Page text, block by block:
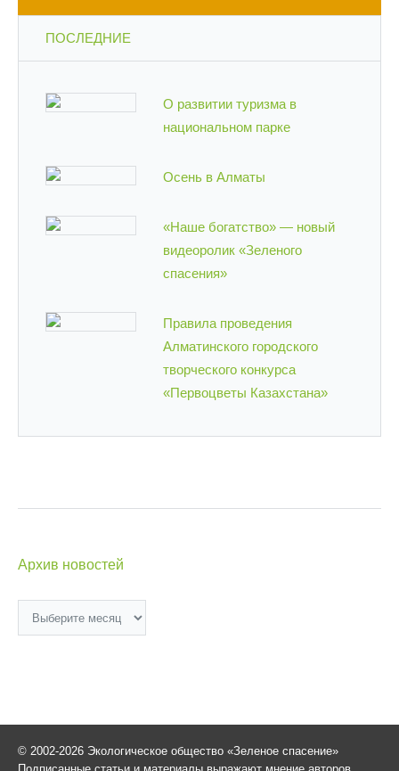
ПОСЛЕДНИЕ
О развитии туризма в
национальном парке
Осень в Алматы
«Наше богатство» — новый
видеоролик «Зеленого
спасения»
Правила проведения
Алматинского городского
творческого конкурса
«Первоцветы Казахстана»
Архив новостей
новостей
© 2002-2026 Экологическое общество «Зеленое спасение»